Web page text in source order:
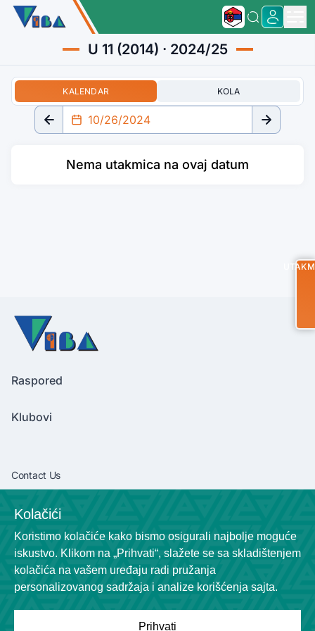
U 11 (2014) · 2024/25
KALENDAR KOLA
Nema utakmica na ovaj datum
Raspored
Klubovi
Contact Us
+381638292540
Socials
Kolačići
Koristimo kolačiće kako bismo osigurali najbolje moguće
iskustvo. Klikom na „Prihvati“, slažete se sa skladištenjem
kolačića na vašem uređaju radi pružanja
personalizovanog sadržaja i analize korišćenja sajta.
Prihvati